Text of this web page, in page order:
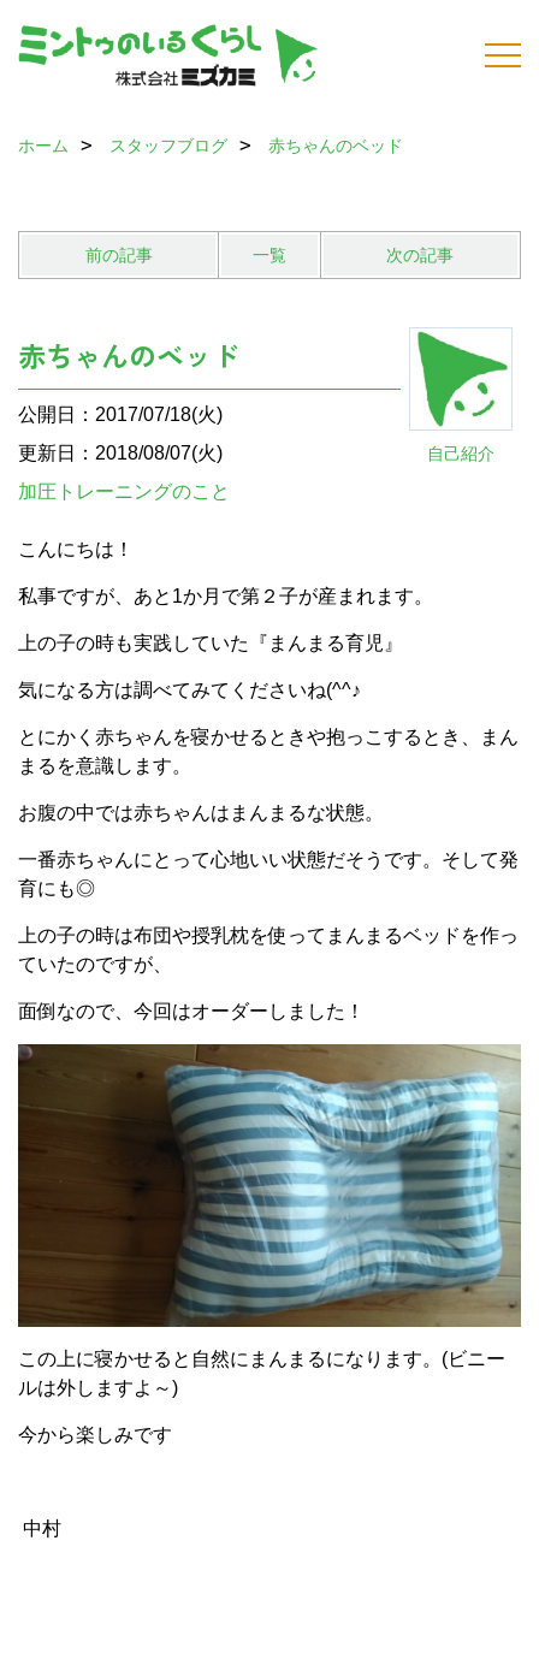
ホーム スタッフブログ 赤ちゃんのベッド
前の記事 一覧 次の記事
自己紹介
赤ちゃんのベッド
公開日：2017/07/18(火)
更新日：2018/08/07(火)
加圧トレーニングのこと
こんにちは！
私事ですが、あと1か月で第２子が産まれます。
上の子の時も実践していた『まんまる育児』
気になる方は調べてみてくださいね(^^♪
とにかく赤ちゃんを寝かせるときや抱っこするとき、まん
まるを意識します。
お腹の中では赤ちゃんはまんまるな状態。
一番赤ちゃんにとって心地いい状態だそうです。そして発
育にも◎
上の子の時は布団や授乳枕を使ってまんまるベッドを作っ
ていたのですが、
面倒なので、今回はオーダーしました！
この上に寝かせると自然にまんまるになります。(ビニー
ルは外しますよ～)
今から楽しみです
中村